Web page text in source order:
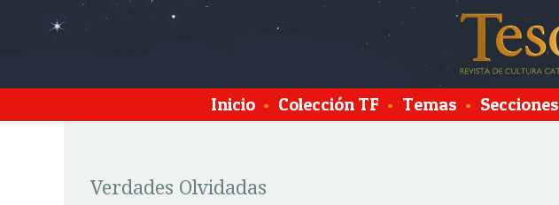
Inicio • Colección TF • Temas • Secciones
Verdades Olvidadas